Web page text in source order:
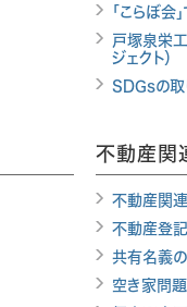
「こらぼ会
戸塚泉栄工
ジェクト）
SDGsの取
不動産関
不動産関
不動産登記
共有名義
空き家問題